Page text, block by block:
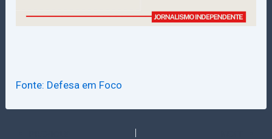
Fonte: Defesa em Foco